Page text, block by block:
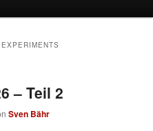
– Teil 2
Sven Bähr